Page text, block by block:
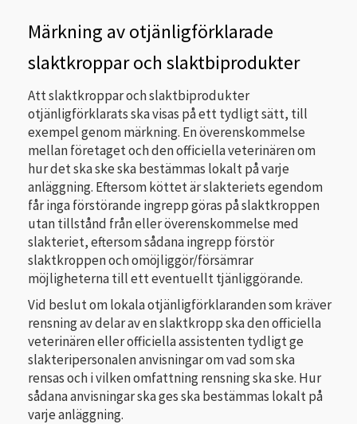
Märkning av otjänligförklarade
slaktkroppar och slaktbiprodukter
Att slaktkroppar och slaktbiprodukter
otjänligförklarats ska visas på ett tydligt sätt, till
exempel genom märkning. En överenskommelse
mellan företaget och den officiella veterinären om
hur det ska ske ska bestämmas lokalt på varje
anläggning. Eftersom köttet är slakteriets egendom
får inga förstörande ingrepp göras på slaktkroppen
utan tillstånd från eller överenskommelse med
slakteriet, eftersom sådana ingrepp förstör
slaktkroppen och omöjliggör/försämrar
möjligheterna till ett eventuellt tjänliggörande.
Vid beslut om lokala otjänligförklaranden som kräver
rensning av delar av en slaktkropp ska den officiella
veterinären eller officiella assistenten tydligt ge
slakteripersonalen anvisningar om vad som ska
rensas och i vilken omfattning rensning ska ske. Hur
sådana anvisningar ska ges ska bestämmas lokalt på
varje anläggning.